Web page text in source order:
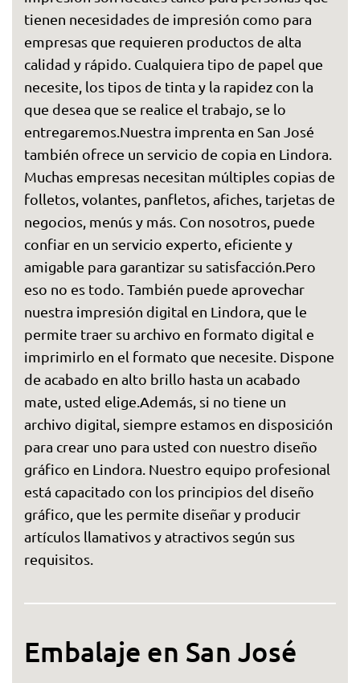
tienen necesidades de impresión como para
empresas que requieren productos de alta
calidad y rápido. Cualquiera tipo de papel que
necesite, los tipos de tinta y la rapidez con la
que desea que se realice el trabajo, se lo
entregaremos.Nuestra imprenta en San José
también ofrece un servicio de copia en Lindora.
Muchas empresas necesitan múltiples copias de
folletos, volantes, panfletos, afiches, tarjetas de
negocios, menús y más. Con nosotros, puede
confiar en un servicio experto, eficiente y
amigable para garantizar su satisfacción.Pero
eso no es todo. También puede aprovechar
nuestra impresión digital en Lindora, que le
permite traer su archivo en formato digital e
imprimirlo en el formato que necesite. Dispone
de acabado en alto brillo hasta un acabado
mate, usted elige.Además, si no tiene un
archivo digital, siempre estamos en disposición
para crear uno para usted con nuestro diseño
gráfico en Lindora. Nuestro equipo profesional
está capacitado con los principios del diseño
gráfico, que les permite diseñar y producir
artículos llamativos y atractivos según sus
requisitos.
Embalaje en San José